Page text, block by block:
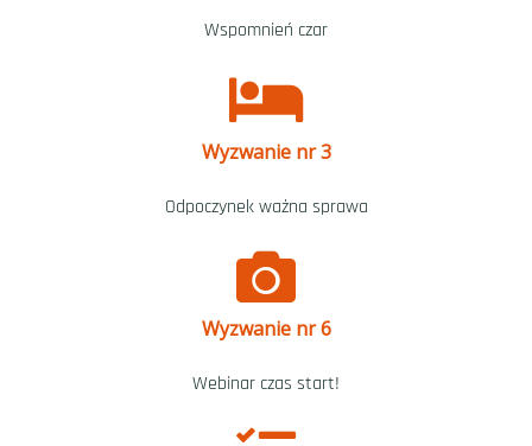
Wspomnień czar
Wyzwanie nr 3
Odpoczynek ważna sprawa
Wyzwanie nr 6
Webinar czas start!